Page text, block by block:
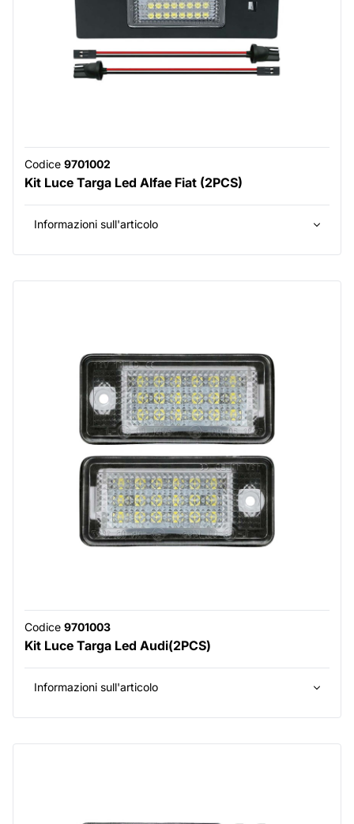
Codice 9701002
Kit Luce Targa Led Alfae Fiat (2PCS)
Informazioni sull'articolo
Codice 9701003
Kit Luce Targa Led Audi(2PCS)
Informazioni sull'articolo